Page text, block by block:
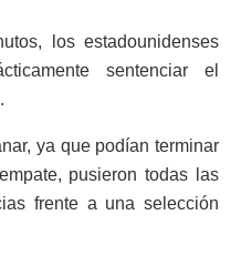
los estadounidenses
sentenciar el
ya que podían terminar
pusieron todas las
frente a una selección